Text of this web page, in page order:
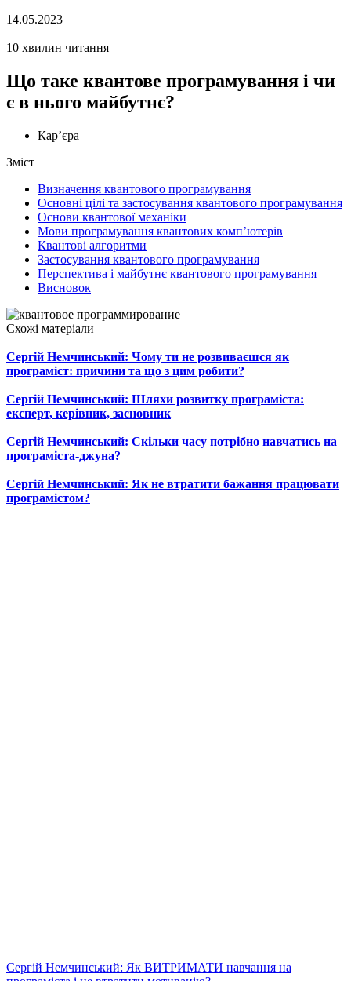
14.05.2023
10 хвилин читання
Що таке квантове програмування і чи
є в нього майбутнє?
Кар’єра
Зміст
Визначення квантового програмування
Основні цілі та застосування квантового програмування
Основи квантової механіки
Мови програмування квантових комп’ютерів
Квантові алгоритми
Застосування квантового програмування
Перспектива і майбутнє квантового програмування
Висновок
Схожі матеріали
Сергій Немчинський: Чому ти не розвиваєшся як
програміст: причини та що з цим робити?
Сергій Немчинський: Шляхи розвитку програміста:
експерт, керівник, засновник
Сергій Немчинський: Скільки часу потрібно навчатись на
програміста-джуна?
Сергій Немчинський: Як не втратити бажання працювати
програмістом?
Сергій Немчинський: Як ВИТРИМАТИ навчання на